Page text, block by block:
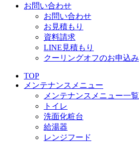
お問い合わせ
お問い合わせ
お見積もり
資料請求
LINE見積もり
クーリングオフのお申込み
TOP
メンテナンスメニュー
メンテナンスメニュー一覧
トイレ
洗面化粧台
給湯器
レンジフード